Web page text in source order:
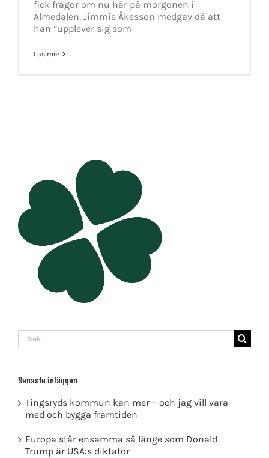
fick frågor om nu här på morgonen i
Almedalen. Jimmie Åkesson medgav då att
han ”upplever sig som
Läs mer
Sök
efter:
Senaste inläggen
Tingsryds kommun kan mer – och jag vill vara
med och bygga framtiden
Europa står ensamma så länge som Donald
Trump är USA:s diktator